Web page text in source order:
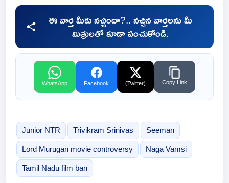
ఈ వార్త మీకు నచ్చిందా?.. నచ్చిన వార్తలను మీ
మిత్రులతో కూడా పంచుకోండి.
WhatsApp Facebook (Twitter) Copy Link
Junior NTR Trivikram Srinivas Seeman
Lord Murugan movie controversy Naga Vamsi
Tamil Nadu film ban